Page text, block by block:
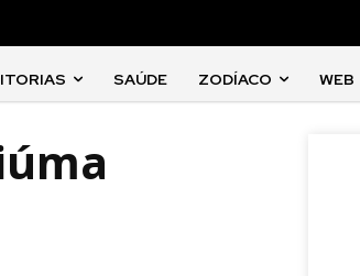
SAÚDE ZODÍACO WEB